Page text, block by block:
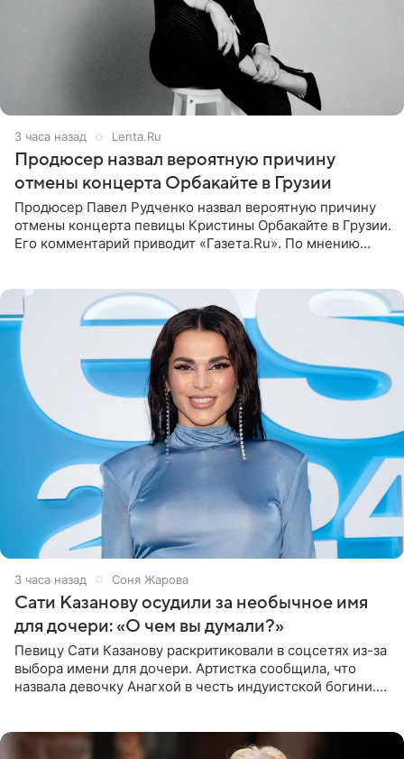
3 часа назад Lenta.Ru
Продюсер назвал вероятную причину
отмены концерта Орбакайте в Грузии
Продюсер Павел Рудченко назвал вероятную причину
отмены концерта певицы Кристины Орбакайте в Грузии.
Его комментарий приводит «Газета.Ru». По мнению
3 часа назад Соня Жарова
Сати Казанову осудили за необычное имя
для дочери: «О чем вы думали?»
Певицу Сати Казанову раскритиковали в соцсетях из-за
выбора имени для дочери. Артистка сообщила, что
назвала девочку Анагхой в честь индуистской богини.